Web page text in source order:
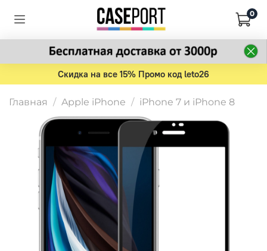
0
Скидка на все 15% Промо код leto26
Главная Apple iPhone iPhone 7 и iPhone 8